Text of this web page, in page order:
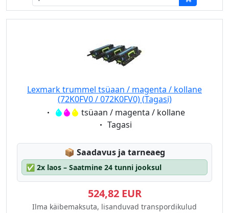
Lexmark trummel tsüaan / magenta / kollane
(72K0FV0 / 072K0FV0) (Tagasi)
Eigenschaft:tsüaan / magenta / kollane
Eigenschaft:
Tagasi
📦 Lagerstatus:
Saadavus ja tarneaeg
✅ 2x laos – Saatmine 24 tunni jooksul
524,82 EUR
Ilma käibemaksuta, lisanduvad transpordikulud